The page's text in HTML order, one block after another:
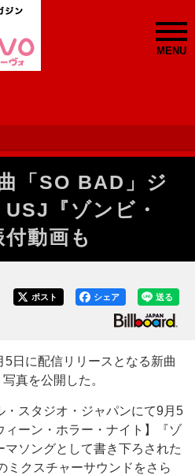
MENU
「SO BAD」ジ
『ゾンビ・
動画も
送る
シェア
ポスト
日に配信リリースとなる新曲
真を公開した。
スタジオ・ジャパンにて9月5
ィーン・ホラー・ナイト】『ゾ
マソングとして書き下ろされた
ミクスチャーサウンドをさら